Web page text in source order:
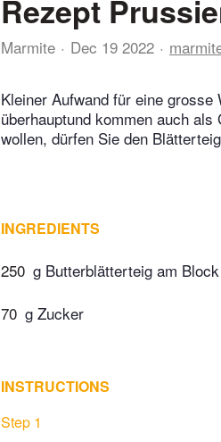
Rezept
Marmite Dec 19 2022
Kleiner Aufwand für eine
überhauptund kommen auch
wollen, dürfen Sie den
INGREDIENTS
250 g Butterblätterteig am Block
70 g Zucker
INSTRUCTIONS
Step 1